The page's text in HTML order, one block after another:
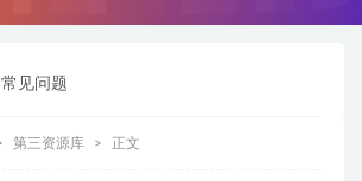
常见问题
第三资源库 正文